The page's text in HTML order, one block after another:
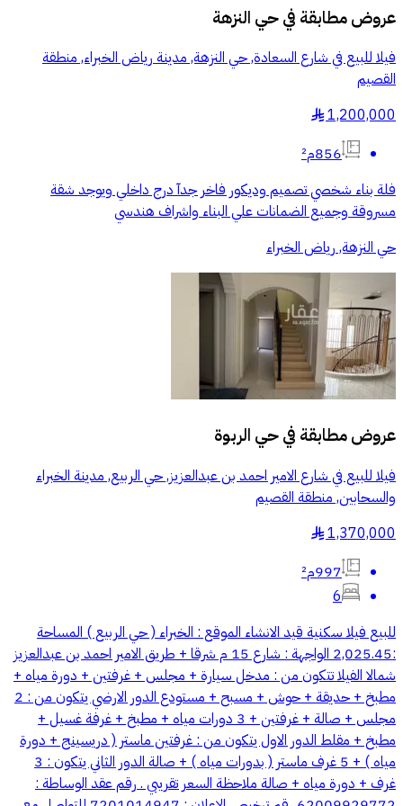
عروض مطابقة فيحي النزهة
فيلا للبيع في شارع السعادة, حي النزهة, مدينة رياض الخبراء, منطقة
القصيم
1,200,000
§
856م²
فلة بناء شخصي تصميم وديكور فاخر جدآ درج داخلي ويوجد شقة
مسروقة وجميع الضمانات علي البناء واشراف هندسي
حي النزهة, رياض الخبراء
عروض مطابقة فيحي الربوة
فيلا للبيع في شارع الامير احمد بن عبدالعزيز, حي الربيع, مدينة الخبراء
والسحابين, منطقة القصيم
1,370,000
§
997م²
6
للبيع فيلا سكنية قيد الانشاء الموقع : الخبراء ( حي الربيع ) المساحة
:2,025.45 الواجهة : شارع 15 م شرقا + طريق الامير احمد بن عبدالعزيز
شمالا الفيلا تتكون من : مدخل سيارة + مجلس + غرفتين + دورة مياه +
مطبخ + حديقة + حوش + مسبح + مستودع الدور الارضي يتكون من : 2
مجلس + صالة + غرفتين + 3 دورات مياه + مطبخ + غرفة غسيل +
مطبخ + مقلط الدور الاول يتكون من : غرفتين ماستر ( دريسينج + دورة
مياه ) + 5 غرف ماستر ( بدورات مياه ) + صالة الدور الثاني يتكون : 3
غرف + دورة مياه + صالة ملاحظة السعر تقريبي . رقم عقد الوساطة :